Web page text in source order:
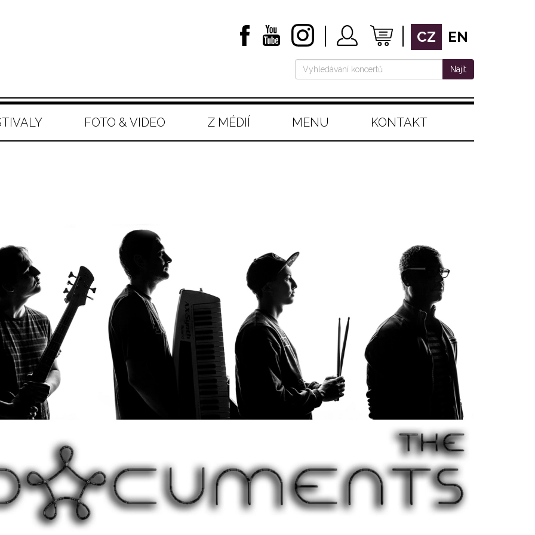
CZ EN
Najít
FOTO & VIDEO Z MÉDIÍ MENU KONTAKT